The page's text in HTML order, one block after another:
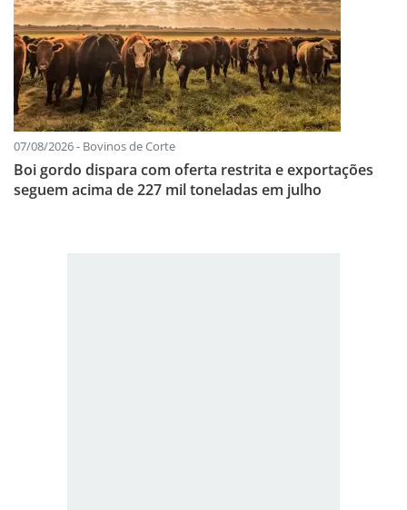
07/08/2026 - Bovinos de Corte
Boi gordo dispara com oferta restrita e exportações
seguem acima de 227 mil toneladas em julho